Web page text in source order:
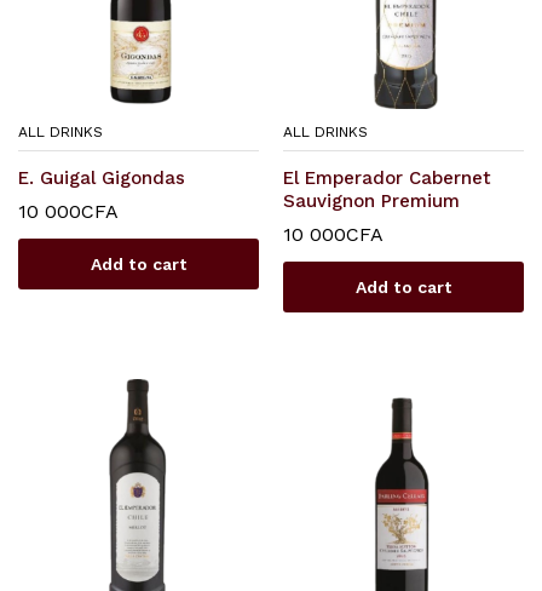
ALL DRINKS
E. Guigal Gigondas
10 000CFA
Add to cart
ALL DRINKS
El Emperador Cabernet
Sauvignon Premium
10 000CFA
Add to cart